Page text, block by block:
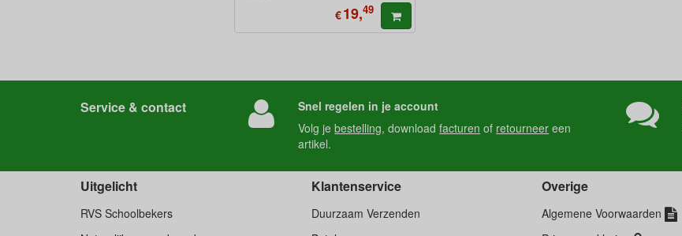
€19,49
Service & contact
Snel regelen in je account
Volg jebestelling, downloadfacturen of retourneer een
artikel.
Klantenservice
Duurzaam Verzenden
Uitgelicht
RVS Schoolbekers
Overige
Algemene Voorwaarden